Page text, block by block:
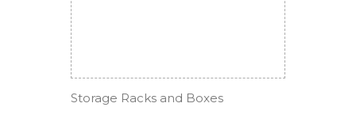
Storage Racks and Boxes